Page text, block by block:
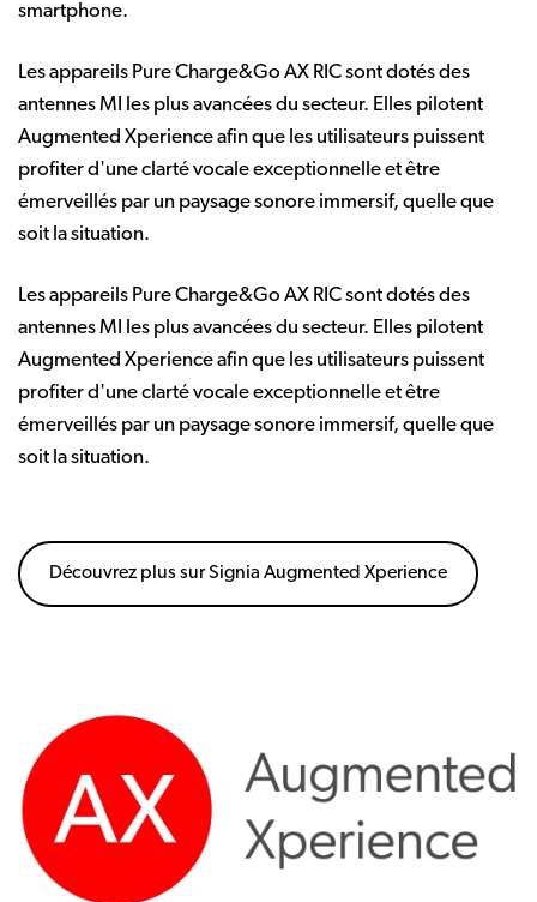
smartphone.
Les appareils Pure Charge&Go AX RIC sont dotés des
antennes MI les plus avancées du secteur. Elles pilotent
Augmented Xperience afin que les utilisateurs puissent
profiter d'une clarté vocale exceptionnelle et être
émerveillés par un paysage sonore immersif, quelle que
soit la situation.
Les appareils Pure Charge&Go AX RIC sont dotés des
antennes MI les plus avancées du secteur. Elles pilotent
Augmented Xperience afin que les utilisateurs puissent
profiter d'une clarté vocale exceptionnelle et être
émerveillés par un paysage sonore immersif, quelle que
soit la situation.
Découvrez plus sur Signia Augmented Xperience